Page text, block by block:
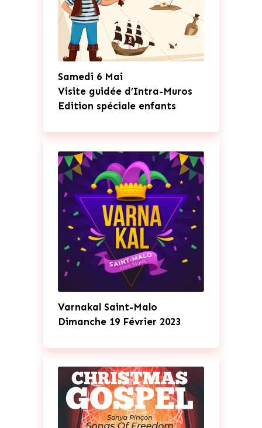
Samedi 6 Mai
Visite guidée d’Intra-Muros
Edition spéciale enfants
Varnakal Saint-Malo
Dimanche 19 Février 2023